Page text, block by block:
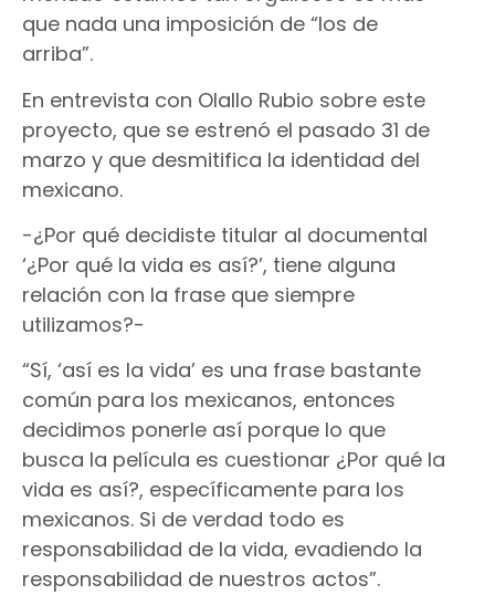
que nada una imposición de “los de
arriba”.
En entrevista con Olallo Rubio sobre este
proyecto, que se estrenó el pasado 31 de
marzo y que desmitifica la identidad del
mexicano.
-¿Por qué decidiste titular al documental
‘¿Por qué la vida es así?’, tiene alguna
relación con la frase que siempre
utilizamos?-
“Sí, ‘así es la vida’ es una frase bastante
común para los mexicanos, entonces
decidimos ponerle así porque lo que
busca la película es cuestionar ¿Por qué la
vida es así?, específicamente para los
mexicanos. Si de verdad todo es
responsabilidad de la vida, evadiendo la
responsabilidad de nuestros actos”.